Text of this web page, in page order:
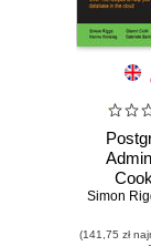
to help
Simon
(141,75 zł